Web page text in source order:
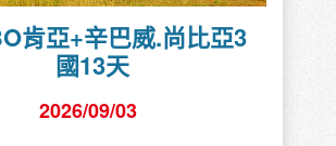
肯亞+辛巴威.尚比亞3
國13天
2026/09/03